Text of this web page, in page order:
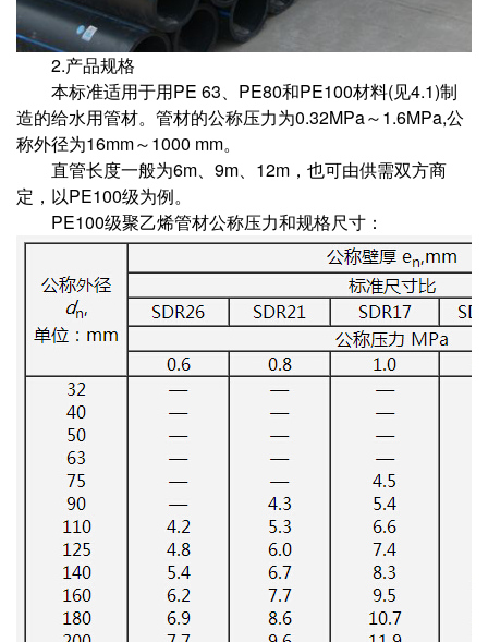
2.产品规格
本标准适用于用PE 63、PE80和PE100材料(见4.1)制
造的给水用管材。管材的公称压力为0.32MPa～1.6MPa,公
称外径为16mm～1000 mm。
直管长度一般为6m、9m、12m，也可由供需双方商
定，以PE100级为例。
PE100级聚乙烯管材公称压力和规格尺寸：